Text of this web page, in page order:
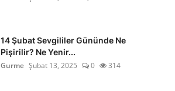
14 Şubat Sevgililer Gününde Ne
Pişirilir? Ne Yenir...
Gurme Şubat 13, 2025 0 314